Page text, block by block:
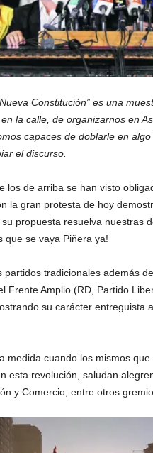
Constitución” es una
la calle, de organizarnos en
capaces de doblarle en
el discurso.
los de arriba se han visto
la gran protesta de hoy
propuesta resuelva nuestras
que se vaya Piñera ya!
partidos tradicionales además
Frente Amplio (RD, Partido
su carácter entreguista
medida cuando los mismos
esta revolución, saludan
y Comercio, entre otros